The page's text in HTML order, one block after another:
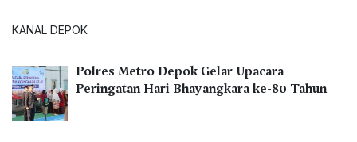
KANAL DEPOK
Polres Metro Depok Gelar Upacara
Peringatan Hari Bhayangkara ke-80 Tahun